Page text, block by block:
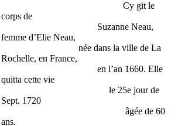
Cy git le
corps de
Suzanne Neau,
femme d’Elie Neau,
née dans la ville de La
Rochelle, en France,
en l’an 1660. Elle
quitta cette vie
le 25e jour de
Sept. 1720
âgée de 60
ans.